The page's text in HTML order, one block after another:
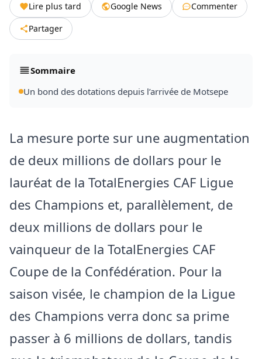
Lire plus tard Google News
Commenter
Partager
Sommaire
Un bond des dotations depuis l’arrivée de Motsepe
La mesure porte sur une augmentation
de deux millions de dollars pour le
lauréat de la TotalEnergies CAF Ligue
des Champions et, parallèlement, de
deux millions de dollars pour le
vainqueur de la TotalEnergies CAF
Coupe de la Confédération. Pour la
saison visée, le champion de la Ligue
des Champions verra donc sa prime
passer à 6 millions de dollars, tandis